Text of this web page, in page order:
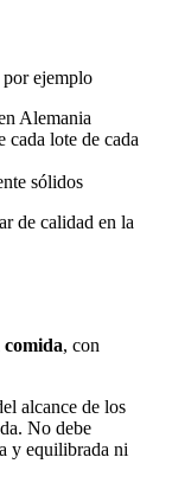
ejemplo
Alemania
cada lote de cada
sólidos
de calidad en la
comida, con
alcance de los
No debe
y equilibrada ni